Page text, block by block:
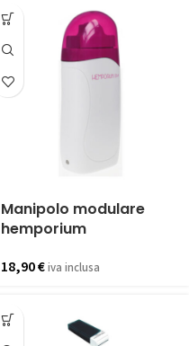
Manipolo modulare
hemporium
18,90€iva inclusa